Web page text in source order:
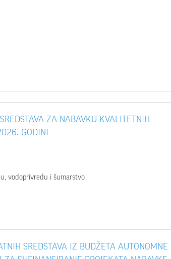
ZA NABAVKU KVALITETNIH
GODINI
vodoprivredu i šumarstvo
SREDSTAVA IZ BUDŽETA AUTONOMNE